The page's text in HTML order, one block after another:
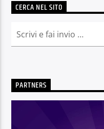
CERCA NEL SITO
PARTNERS